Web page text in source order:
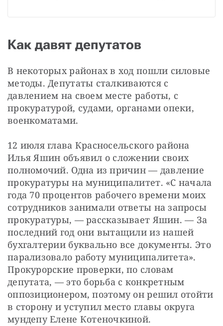
Как давят депутатов
В некоторых районах в ход пошли силовые
методы. Депутаты сталкиваются с
давлением на своем месте работы, с
прокуратурой, судами, органами опеки,
военкоматами.
12 июля глава Красносельского района
Илья Яшин объявил о сложении своих
полномочий. Одна из причин — давление
прокуратуры на муниципалитет. «С начала
года 70 процентов рабочего времени моих
сотрудников занимали ответы на запросы
прокуратуры, — рассказывает Яшин. — За
последний год они вытащили из нашей
бухгалтерии буквально все документы. Это
парализовало работу муниципалитета».
Прокурорские проверки, по словам
депутата, — это борьба с конкретным
оппозиционером, поэтому он решил отойти
в сторону и уступил место главы округа
мундепу Елене Котеночкиной.